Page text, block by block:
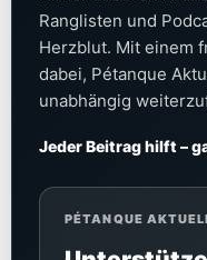
Ranglisten und
Herzblut. Mit einem
dabei, Pétanque
unabhängig
Jeder Beitrag hilft –
PÉTANQUE